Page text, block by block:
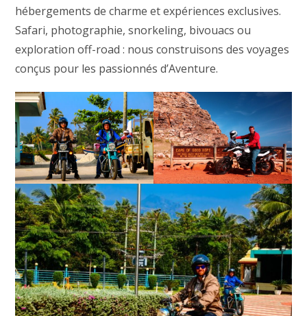
hébergements de charme et expériences exclusives.
Safari, photographie, snorkeling, bivouacs ou
exploration off-road : nous construisons des voyages
conçus pour les passionnés d’Aventure.